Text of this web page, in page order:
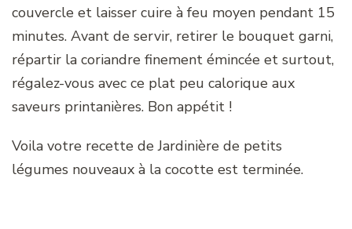
couvercle et laisser cuire à feu moyen pendant 15
minutes. Avant de servir, retirer le bouquet garni,
répartir la coriandre finement émincée et surtout,
régalez-vous avec ce plat peu calorique aux
saveurs printanières. Bon appétit !
Voila votre recette de Jardinière de petits
légumes nouveaux à la cocotte est terminée.